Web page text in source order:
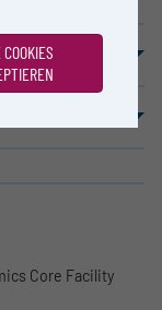
Core Facility